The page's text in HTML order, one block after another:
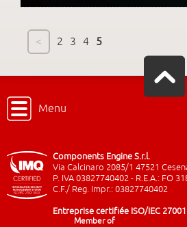
< 2 3 4 5
Menu
Components Engine S.r.l.
Via Calcinaro 2085/1 47521
P. IVA 03827740402 - R.E.A.: FO
C.F./ Reg. Impr.: 03827740402
Entreprise certifiée ISO/IEC
Member of